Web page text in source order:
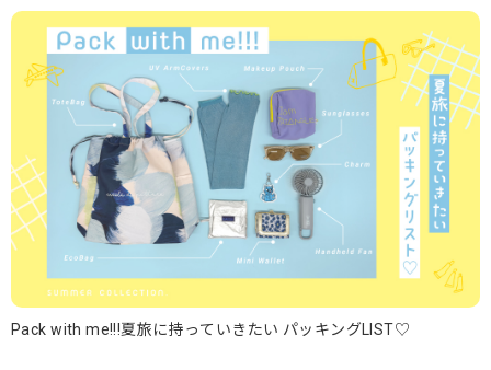
Pack with me!!!夏旅に持っていきたい パッキングLIST♡